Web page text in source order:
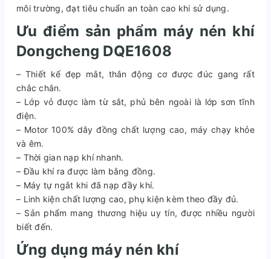
môi trường, đạt tiêu chuẩn an toàn cao khi sử dụng.
Ưu điểm sản phẩm máy nén khí
Dongcheng DQE1608
– Thiết kế đẹp mắt, thân động cơ được đúc gang rất
chắc chắn.
– Lớp vỏ được làm từ sắt, phủ bên ngoài là lớp sơn tĩnh
điện.
– Motor 100% dây đồng chất lượng cao, máy chạy khỏe
và êm.
– Thời gian nạp khí nhanh.
– Đầu khí ra được làm bằng đồng.
– Máy tự ngắt khi đã nạp đầy khí.
– Linh kiện chất lượng cao, phụ kiện kèm theo đầy đủ.
– Sản phẩm mang thương hiệu uy tín, được nhiều người
biết đến.
Ứng dụng máy nén khí